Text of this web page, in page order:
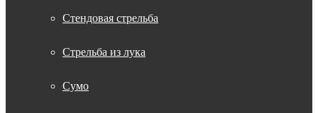
Стендовая стрельба
Стрельба из лука
Сумо